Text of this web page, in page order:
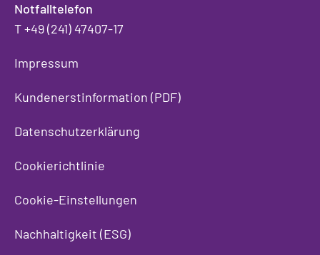
Notfalltelefon
T +49 (241) 47407-17
Impressum
Kundenerstinformation (PDF)
Datenschutzerklärung
Cookierichtlinie
Cookie-Einstellungen
Nachhaltigkeit (ESG)